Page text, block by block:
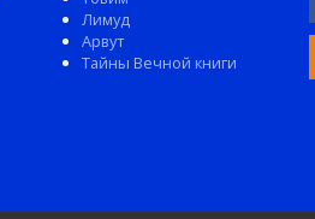
Лимуд
Арвут
Тайны Вечной книги